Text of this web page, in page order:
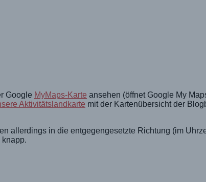
Google MyMaps-Karte ansehen (öffnet Google My
Aktivitätslandkarte mit der Kartenübersicht der
allerdings in die entgegengesetzte Richtung (im